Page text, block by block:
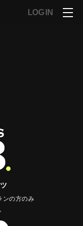
LOG IN
ンの方のみ